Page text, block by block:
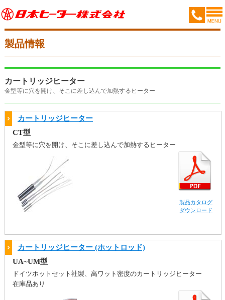
製品情報
カートリッジヒーター
金型等に穴を開け、そこに差し込んで加熱するヒーター
カートリッジヒーター
CT型
金型等に穴を開け、そこに差し込んで加熱するヒーター
製品カタログ
ダウンロード
カートリッジヒーター (ホットロッド)
UA~UM型
ドイツホットセット社製、高ワット密度のカートリッジヒーター
在庫品あり